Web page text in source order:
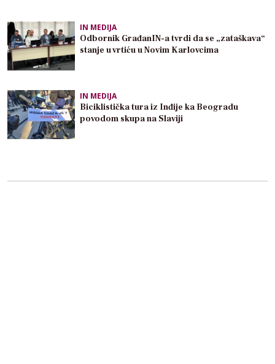
IN MEDIJA
Odbornik GrađanIN-a tvrdi da se „zataškava“
stanje u vrtiću u Novim Karlovcima
IN MEDIJA
Biciklistička tura iz Inđije ka Beogradu
povodom skupa na Slaviji